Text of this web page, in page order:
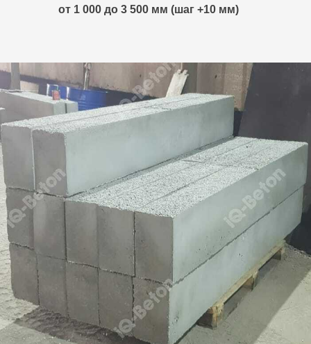
от 1 000 до 3 500 мм (шаг +10 мм)